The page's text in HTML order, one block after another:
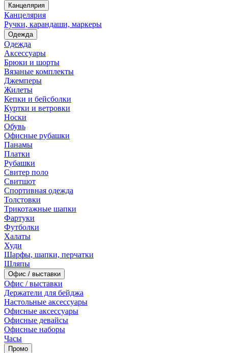
Канцелярия
Канцелярия
Ручки, карандаши, маркеры
Одежда
Одежда
Аксессуары
Брюки и шорты
Вязаные комплекты
Джемперы
Жилеты
Кепки и бейсболки
Куртки и ветровки
Носки
Обувь
Офисные рубашки
Панамы
Платки
Рубашки
Свитер поло
Свитшот
Спортивная одежда
Толстовки
Трикотажные шапки
Фартуки
Футболки
Халаты
Худи
Шарфы, шапки, перчатки
Шляпы
Офис / выставки
Офис / выставки
Держатели для бейджа
Настольные аксессуары
Офисные аксессуары
Офисные девайсы
Офисные наборы
Часы
Промо